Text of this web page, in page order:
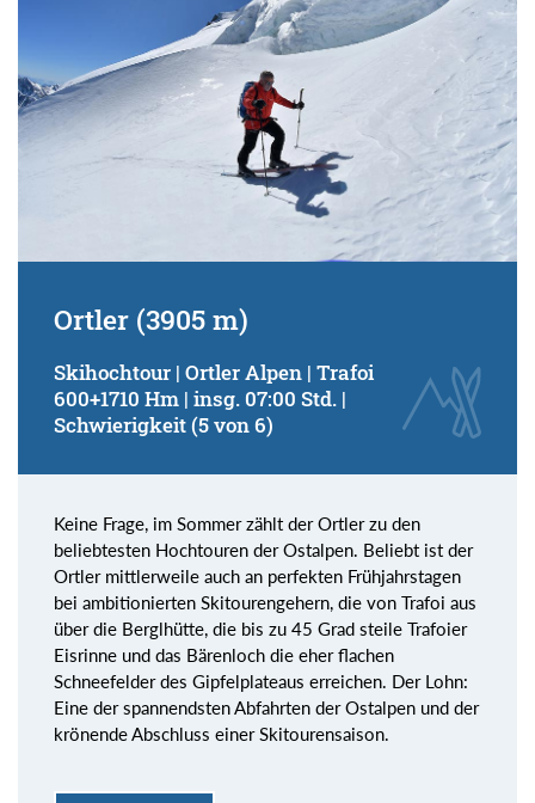
Ortler (3905 m)
Skihochtour | Ortler Alpen | Trafoi
600+1710 Hm | insg. 07:00 Std. |
Schwierigkeit (5 von 6)
Keine Frage, im Sommer zählt der Ortler zu den
beliebtesten Hochtouren der Ostalpen. Beliebt ist der
Ortler mittlerweile auch an perfekten Frühjahrstagen
bei ambitionierten Skitourengehern, die von Trafoi aus
über die Berglhütte, die bis zu 45 Grad steile Trafoier
Eisrinne und das Bärenloch die eher flachen
Schneefelder des Gipfelplateaus erreichen. Der Lohn:
Eine der spannendsten Abfahrten der Ostalpen und der
krönende Abschluss einer Skitourensaison.